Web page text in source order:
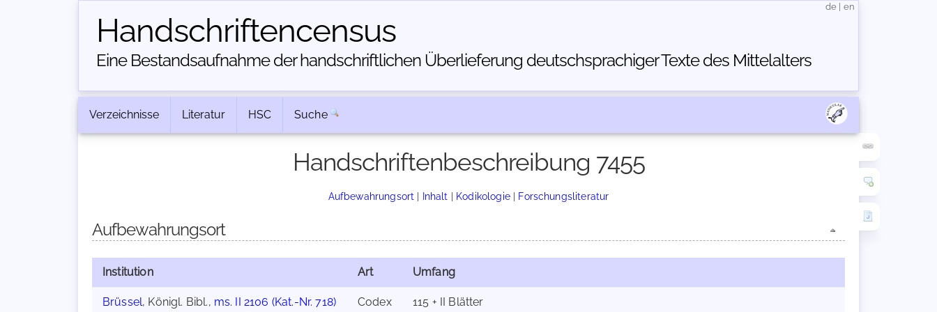
Handschriften­census
Eine Bestandsaufnahme der handschriftlichen Über­lieferung deutschsprachiger Texte des Mittelalters
de en
Verzeichnisse Literatur HSC Suche
Handschriftenbeschreibung 7455
Aufbewahrungsort | Inhalt | Kodikologie| Forschungsliteratur
Aufbewahrungsort
Institution Art Umfang
Brüssel, Königl. Bibl., ms. II 2106 (Kat.-Nr. 718) Codex 115 + II Blätter